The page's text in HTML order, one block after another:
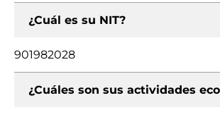
¿Cuál es su NIT?
901982028
¿Cuáles son sus actividades